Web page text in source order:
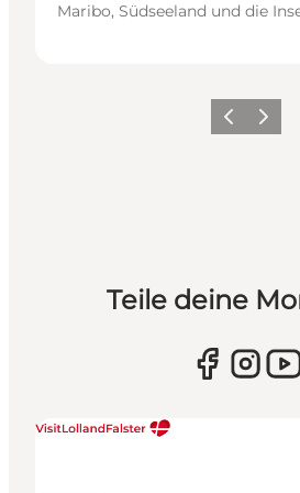
Maribo, Südseeland und die
ZurückWeiter
Teile deine